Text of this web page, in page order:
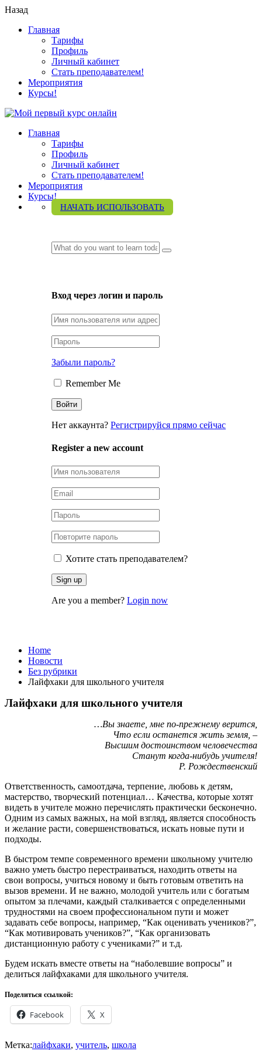
Назад
Главная
Тарифы
Профиль
Личный кабинет
Стать преподавателем!
Мероприятия
Курсы!
Главная
Тарифы
Профиль
Личный кабинет
Стать преподавателем!
Мероприятия
Курсы!
НАЧАТЬ ИСПОЛЬЗОВАТЬ
Вход через логин и пароль
Забыли пароль?
Remember Me
Нет аккаунта? Регистрируйся прямо сейчас
Register a new account
Хотите стать преподавателем?
Are you a member? Login now
Home
Новости
Без рубрики
Лайфхаки для школьного учителя
Лайфхаки для школьного учителя
…Вы знаете, мне по-прежнему верится,
Что если останется жить земля, –
Высшим достоинством человечества
Станут когда-нибудь учителя!
Р. Рождественский
Ответственность, самоотдача, терпение, любовь к детям,
мастерство, творческий потенциал… Качества, которые хотят
видеть в учителе можно перечислять практически бесконечно.
Одним из самых важных, на мой взгляд, является способность
и желание расти, совершенствоваться, искать новые пути и
подходы.
В быстром темпе современного времени школьному учителю
важно уметь быстро перестраиваться, находить ответы на
свои вопросы, учиться новому и быть готовым ответить на
вызов времени. И не важно, молодой учитель или с богатым
опытом за плечами, каждый сталкивается с определенными
трудностями на своем профессиональном пути и может
задавать себе вопросы, например, “Как оценивать учеников?”,
“Как мотивировать учеников?”, “Как организовать
дистанционную работу с учениками?” и т.д.
Будем искать вместе ответы на “наболевшие вопросы” и
делиться лайфхаками для школьного учителя.
Поделиться ссылкой:
Facebook X
Метка:лайфхаки, учитель, школа